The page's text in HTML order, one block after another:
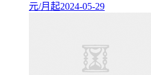
元/月起2024-05-29